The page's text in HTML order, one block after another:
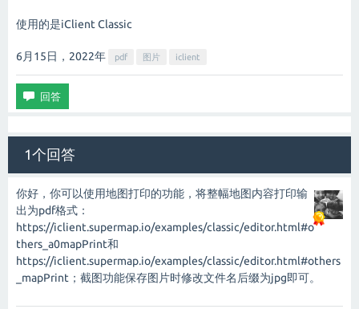
使用的是iClient Classic
6月15日，2022年 pdf 图片 iclient
1个回答
你好，你可以使用地图打印的功能，将整幅地图内容打印输
出为pdf格式：
https://iclient.supermap.io/examples/classic/editor.html#o
thers_a0mapPrint和
https://iclient.supermap.io/examples/classic/editor.html#others
_mapPrint ；截图功能保存图片时修改文件名后缀为jpg即可。